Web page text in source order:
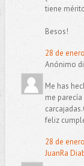
tiene
Besos!
28 de
Anónimo
Me has
me
feliz
28 de
JuanRa